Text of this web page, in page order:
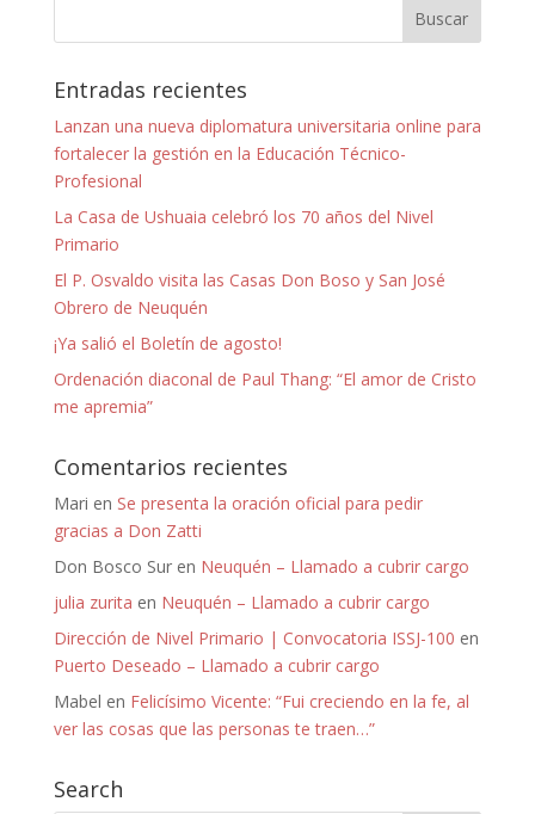
Entradas recientes
Lanzan una nueva diplomatura universitaria online para
fortalecer la gestión en la Educación Técnico-
Profesional
La Casa de Ushuaia celebró los 70 años del Nivel
Primario
El P. Osvaldo visita las Casas Don Boso y San José
Obrero de Neuquén
¡Ya salió el Boletín de agosto!
Ordenación diaconal de Paul Thang: “El amor de Cristo
me apremia”
Comentarios recientes
Mari en Se presenta la oración oficial para pedir
gracias a Don Zatti
Don Bosco Suren Neuquén – Llamado a cubrir cargo
julia zurita en Neuquén – Llamado a cubrir cargo
Dirección de Nivel Primario | Convocatoria ISSJ-100 en
Puerto Deseado – Llamado a cubrir cargo
Mabel en Felicísimo Vicente: “Fui creciendo en la fe, al
ver las cosas que las personas te traen…”
Search